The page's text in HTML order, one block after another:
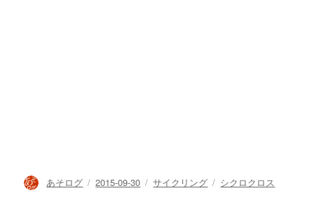
投
稿
あそログ 投
2015-09-30 カ
サイクリング タ
シクロクロス